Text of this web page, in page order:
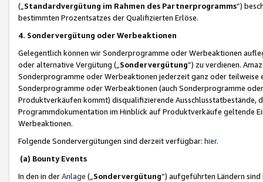
(„ Standardvergütung im Rahmen des Partnerprogramms“)
bestimmten Prozentsatzes der Qualifizierten Erlöse.
4. Sondervergütung oder Werbeaktionen
Gelegentlich können wir Sonderprogramme oder Werbeaktionen
oder alternative Vergütung („ Sondervergütung”) zu verdienen.
Sonderprogramme oder Werbeaktionen jederzeit ganz oder
Sonderprogramme oder Werbeaktionen (auch Sonderprogramme
Produktverkäufen kommt) disqualifizierende Ausschlusstatbestände,
Programmdokumentation im Hinblick auf Produktverkäufe geltende
Werbeaktionen.
Folgende Sondervergütungen sind derzeit verfügbar: hier.
(a) Bounty Events
In den in derAnlage („ Sondervergütung“) aufgeführten Ländern